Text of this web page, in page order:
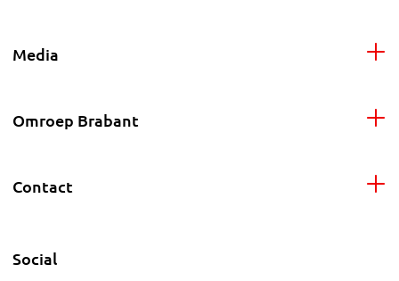
Media
Omroep Brabant
Contact
Social